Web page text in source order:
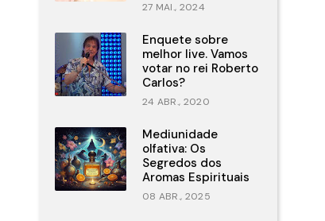
27 MAI., 2024
Enquete sobre
melhor live. Vamos
votar no rei Roberto
Carlos?
24 ABR., 2020
Mediunidade
olfativa: Os
Segredos dos
Aromas Espirituais
08 ABR., 2025